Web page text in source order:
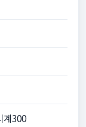
계300